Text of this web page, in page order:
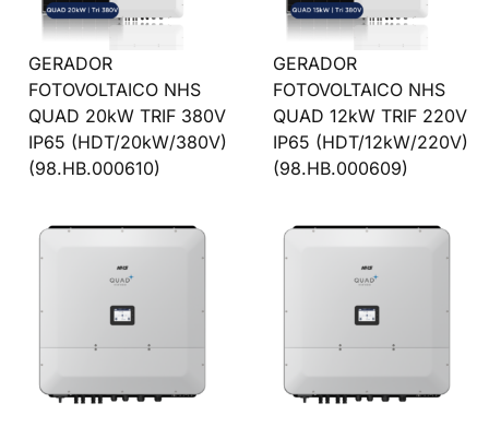
GERADOR
FOTOVOLTAICO NHS
QUAD 20kW TRIF 380V
IP65 (HDT/20kW/380V)
(98.HB.000610)
GERADOR
FOTOVOLTAICO NHS
QUAD 12kW TRIF 220V
IP65 (HDT/12kW/220V)
(98.HB.000609)